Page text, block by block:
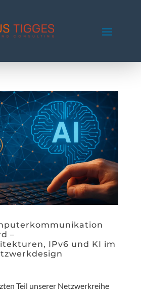
–
IPv6 und KI im
Teil unserer Netzwerkreihe